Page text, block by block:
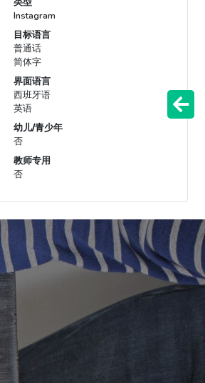
Instagram
目标语言
普通话
简体字
界面语言
西班牙语
英语
幼儿/青少年
否
教师专用
否